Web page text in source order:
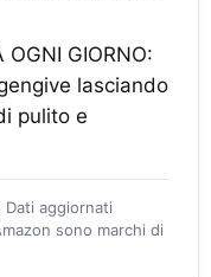
OGNI GIORNO:
lasciando
pulito e
aggiornati
sono marchi di